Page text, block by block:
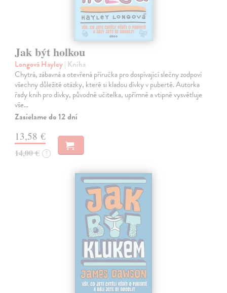
Jak být holkou
Longová Hayley| Kniha
Chytrá, zábavná a otevřená příručka pro dospívající slečny zodpoví
všechny důležité otázky, které si kladou dívky v pubertě. Autorka
řady knih pro dívky, původně učitelka, upřímně a vtipně vysvětluje
vše…
Zasielame do 12 dní
13,58 €
14,00 € ?